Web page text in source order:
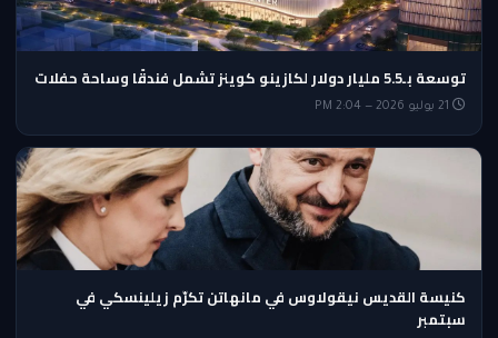
توسعة بـ5.5 مليار دولار لكازينو كوينز تشمل فندقًا وساحة حفلات
كنيسة القديس نيقولاوس في مانهاتن تكرّم زيلينسكي في
سبتمبر